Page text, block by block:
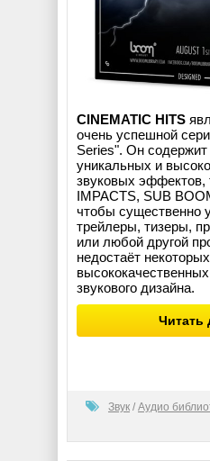
CINEMATIC HITS
очень успешной
Series". Он
уникальных и
звуковых эффектов,
IMPACTS, SUB
чтобы существенно
трейлеры, тизеры,
или любой другой
недостаёт некоторых
звукового дизайна.
Читать
Звук / Аудио